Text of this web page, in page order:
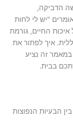
הדביקה,
"יש לי לחות
החיים, גורמת
איך לפתור את
זה נציע
בבית.
הבעיות הנפוצות